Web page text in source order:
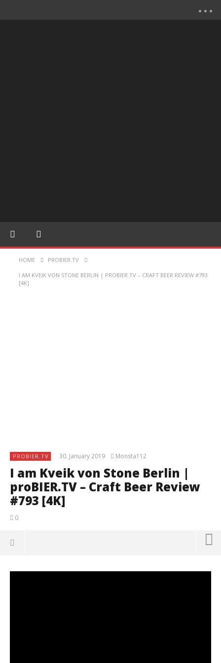
HOME PROBIER.TV
I AM KVEIK VON STONE BERLIN | PROBIER.TV – CRAFT BEER REVIEW #793
[4K]
PROBIER.TV 30. January 2019 Monsta112
I am Kveik von Stone Berlin |
proBIER.TV – Craft Beer Review
#793 [4K]
0